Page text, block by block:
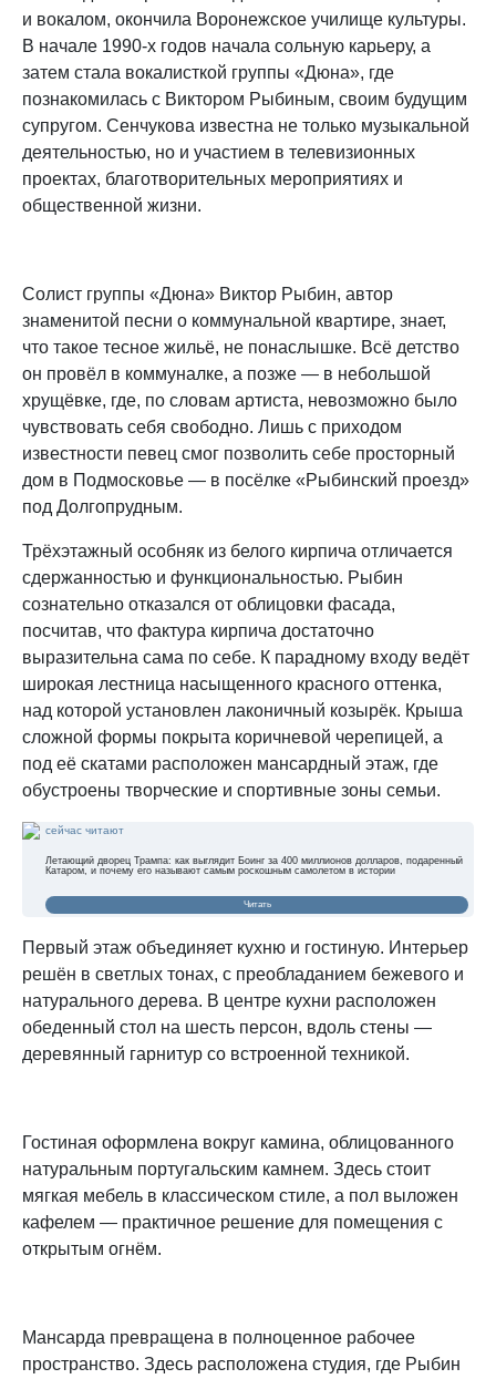
и вокалом, окончила Воронежское училище культуры.
В начале 1990-х годов начала сольную карьеру, а
затем стала вокалисткой группы «Дюна», где
познакомилась с Виктором Рыбиным, своим будущим
супругом. Сенчукова известна не только музыкальной
деятельностью, но и участием в телевизионных
проектах, благотворительных мероприятиях и
общественной жизни.
Солист группы «Дюна» Виктор Рыбин, автор
знаменитой песни о коммунальной квартире, знает,
что такое тесное жильё, не понаслышке. Всё детство
он провёл в коммуналке, а позже — в небольшой
хрущёвке, где, по словам артиста, невозможно было
чувствовать себя свободно. Лишь с приходом
известности певец смог позволить себе просторный
дом в Подмосковье — в посёлке «Рыбинский проезд»
под Долгопрудным.
Трёхэтажный особняк из белого кирпича отличается
сдержанностью и функциональностью. Рыбин
сознательно отказался от облицовки фасада,
посчитав, что фактура кирпича достаточно
выразительна сама по себе. К парадному входу ведёт
широкая лестница насыщенного красного оттенка,
над которой установлен лаконичный козырёк. Крыша
сложной формы покрыта коричневой черепицей, а
под её скатами расположен мансардный этаж, где
обустроены творческие и спортивные зоны семьи.
сейчас читают
Летающий дворец Трампа: как выглядит Боинг за 400 миллионов долларов, подаренный
Катаром, и почему его называют самым роскошным самолетом в истории
Читать
Первый этаж объединяет кухню и гостиную. Интерьер
решён в светлых тонах, с преобладанием бежевого и
натурального дерева. В центре кухни расположен
обеденный стол на шесть персон, вдоль стены —
деревянный гарнитур со встроенной техникой.
Гостиная оформлена вокруг камина, облицованного
натуральным португальским камнем. Здесь стоит
мягкая мебель в классическом стиле, а пол выложен
кафелем — практичное решение для помещения с
открытым огнём.
Мансарда превращена в полноценное рабочее
пространство. Здесь расположена студия, где Рыбин